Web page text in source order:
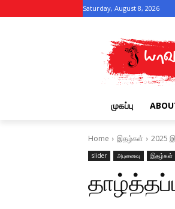
Saturday, August 8, 2026
முகப்பு
Home இதழ்கள் 2025
slider அபுனைவு இதழ்கள்